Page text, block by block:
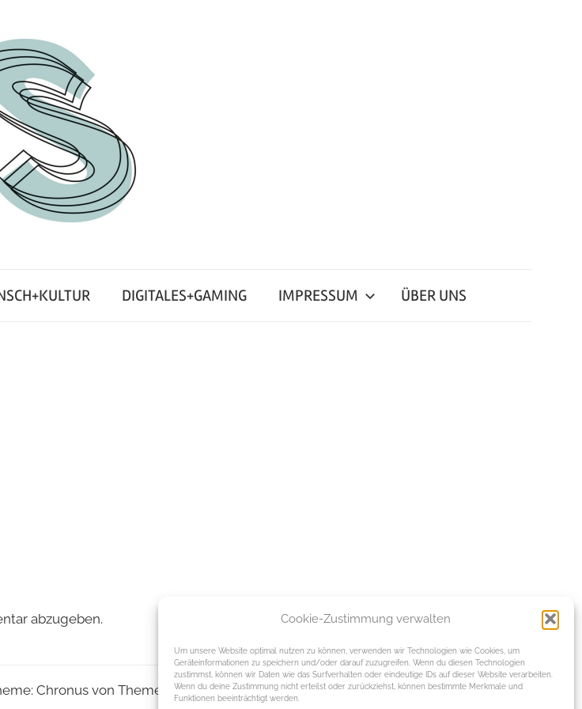
Cookie-Zustimmung verwalten
Um unsere Website optimal nutzen zu können, verwenden wir Technologien wie Cookies, um
Geräteinformationen zu speichern und/oder darauf zuzugreifen. Wenn du diesen Technologien
zustimmst, können wir Daten wie das Surfverhalten oder eindeutige IDs auf dieser Website verarbeiten.
Wenn du deine Zustimmung nicht erteilst oder zurückziehst, können bestimmte Merkmale und
Funktionen beeinträchtigt werden.
DIGITALES+GAMING IMPRESSUM ÜBER UNS
abzugeben.
Chronus von ThemeZee.